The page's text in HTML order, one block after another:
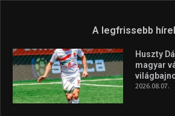
A legfrissebb
Huszty
magyar
2026.08.07.